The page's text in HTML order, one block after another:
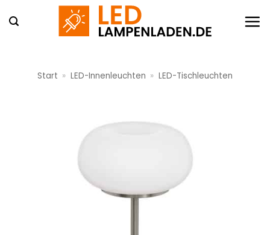
Inhalt
Start » LED-Innenleuchten » LED-Tischleuchten